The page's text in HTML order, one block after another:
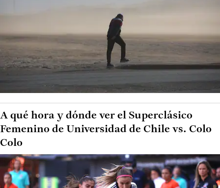
A qué hora y dónde ver el Superclásico
Femenino de Universidad de Chile vs. Colo
Colo